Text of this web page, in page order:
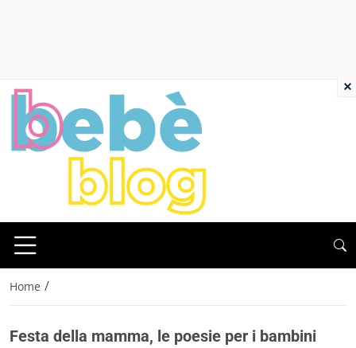
Home /
Festa della mamma, le poesie per i bambini
×